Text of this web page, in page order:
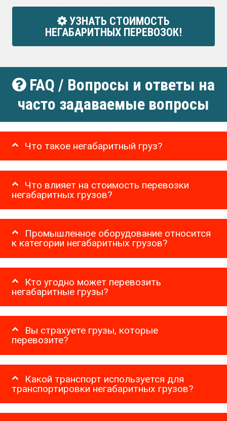
УЗНАТЬ СТОИМОСТЬ
НЕГАБАРИТНЫХ ПЕРЕВОЗОК!
FAQ / Вопросы и ответы на
часто задаваемые вопросы
Что такое негабаритный груз?
Что влияет на стоимость перевозки
негабаритных грузов?
Промышленное оборудование относится
к категории негабаритных грузов?
Кто угодно может перевозить
негабаритные грузы?
Вы страхуете грузы, которые
перевозите?
Какой транспорт используется для
транспортировки негабаритных грузов?